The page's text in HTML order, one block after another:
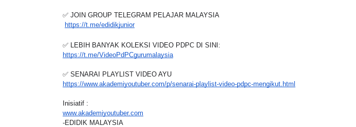
✅ JOIN GROUP TELEGRAM PELAJAR MALAYSIA
https://t.me/edidikjunior
✅ LEBIH BANYAK KOLEKSI VIDEO PDPC DI SINI:
https://t.me/VideoPdPCgurumalaysia
✅ SENARAI PLAYLIST VIDEO AYU
https://www.akademiyoutuber.com/p/senarai-playlist-video-pdpc-mengikut.html
Inisiatif :
www.akademiyoutuber.com
-EDIDIK MALAYSIA